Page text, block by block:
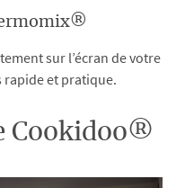
sur l’écran de votre
rapide et pratique.
Cookidoo®